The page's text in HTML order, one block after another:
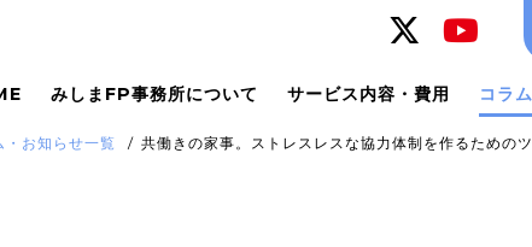
みしまFP事務所について サービス内容・費用 コラ
・お知らせ一覧 共働きの家事。ストレスレスな協力体制を作るための